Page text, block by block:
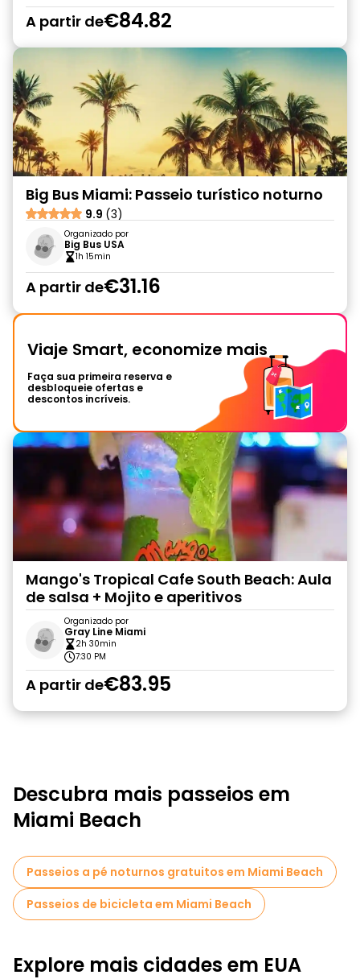
A partir de€84.82
Big Bus Miami: Passeio turístico noturno
9.9 (3)
Organizado por
Big Bus USA
1h 15min
A partir de€31.16
Viaje Smart, economize mais
Faça sua primeira reserva e
desbloqueie ofertas e
descontos incríveis.
Mango's Tropical Cafe South Beach: Aula
de salsa + Mojito e aperitivos
Organizado por
Gray Line Miami
2h 30min
7:30 PM
A partir de€83.95
Descubra mais passeios em
Miami Beach
Passeios a pé noturnos gratuitos em Miami Beach
Passeios de bicicleta em Miami Beach
Explore mais cidades em EUA